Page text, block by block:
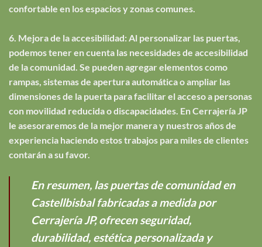
confortable en los espacios y zonas comunes.
6. Mejora de la accesibilidad: Al personalizar las puertas,
podemos tener en cuenta las necesidades de accesibilidad
de la comunidad. Se pueden agregar elementos como
rampas, sistemas de apertura automática o ampliar las
dimensiones de la puerta para facilitar el acceso a personas
con movilidad reducida o discapacidades. En Cerrajería JP
le asesoraremos de la mejor manera y nuestros años de
experiencia haciendo estos trabajos para miles de clientes
contarán a su favor.
En resumen, las puertas de comunidad en
Castellbisbal fabricadas a medida por
Cerrajería JP, ofrecen seguridad,
durabilidad, estética personalizada y